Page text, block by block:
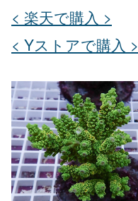
< 楽天で購入 >
< Yストアで購入 >